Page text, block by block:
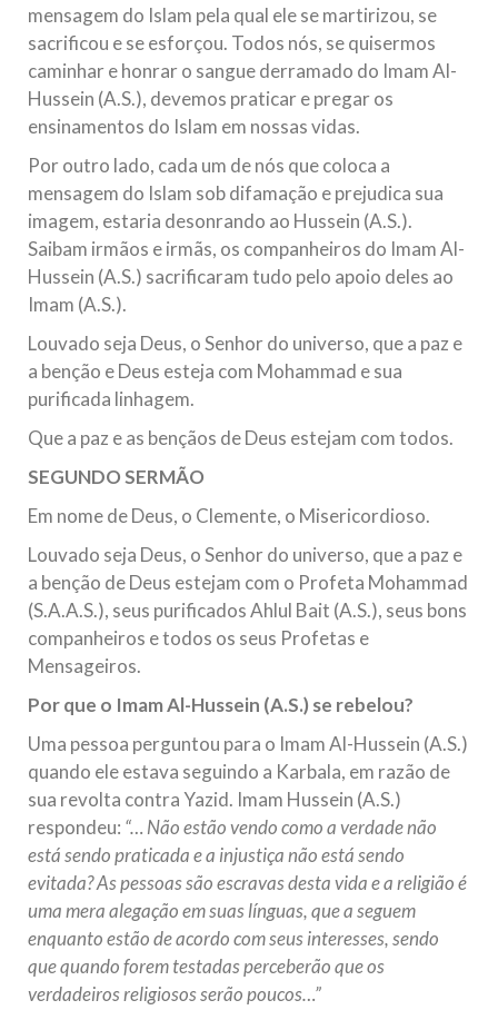
mensagem do Islam pela qual ele se martirizou, se
sacrificou e se esforçou. Todos nós, se quisermos
caminhar e honrar o sangue derramado do Imam Al-
Hussein (A.S.), devemos praticar e pregar os
ensinamentos do Islam em nossas vidas.
Por outro lado, cada um de nós que coloca a
mensagem do Islam sob difamação e prejudica sua
imagem, estaria desonrando ao Hussein (A.S.).
Saibam irmãos e irmãs, os companheiros do Imam Al-
Hussein (A.S.) sacrificaram tudo pelo apoio deles ao
Imam (A.S.).
Louvado seja Deus, o Senhor do universo, que a paz e
a benção e Deus esteja com Mohammad e sua
purificada linhagem.
Que a paz e as bençãos de Deus estejam com todos.
SEGUNDO SERMÃO
Em nome de Deus, o Clemente, o Misericordioso.
Louvado seja Deus, o Senhor do universo, que a paz e
a benção de Deus estejam com o Profeta Mohammad
(S.A.A.S.), seus purificados Ahlul Bait (A.S.), seus bons
companheiros e todos os seus Profetas e
Mensageiros.
Por que o Imam Al-Hussein (A.S.) se rebelou?
Uma pessoa perguntou para o Imam Al-Hussein (A.S.)
quando ele estava seguindo a Karbala, em razão de
sua revolta contra Yazid. Imam Hussein (A.S.)
respondeu: “… Não estão vendo como a verdade não
está sendo praticada e a injustiça não está sendo
evitada? As pessoas são escravas desta vida e a religião é
uma mera alegação em suas línguas, que a seguem
enquanto estão de acordo com seus interesses, sendo
que quando forem testadas perceberão que os
verdadeiros religiosos serão poucos…”